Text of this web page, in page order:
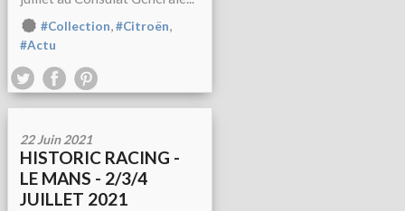
#Collection,#Citroën,
#Actu
22 Juin 2021
HISTORIC RACING -
LE MANS - 2/3/4
JUILLET 2021